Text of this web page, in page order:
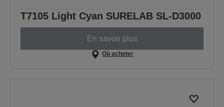
T7105 Light Cyan SURELAB SL-D3000
En savoir plus
Où acheter